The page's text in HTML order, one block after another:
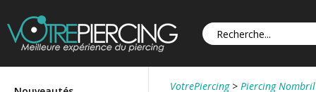
VotrePiercing > Piercing Nombril